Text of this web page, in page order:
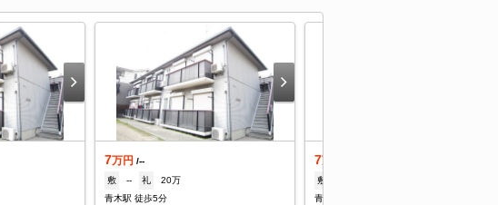
7万円 /--
敷
-- 礼
20万
青木駅 徒歩5分
7
敷
青木駅 徒歩3分